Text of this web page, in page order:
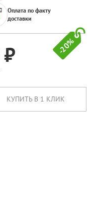
-20%
Оплата по факту
доставки
КУПИТЬ В 1 КЛИК